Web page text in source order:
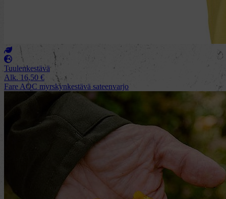
Tuulenkestävä
Alk. 16,50 €
Fare AOC myrskynkestävä sateenvarjo